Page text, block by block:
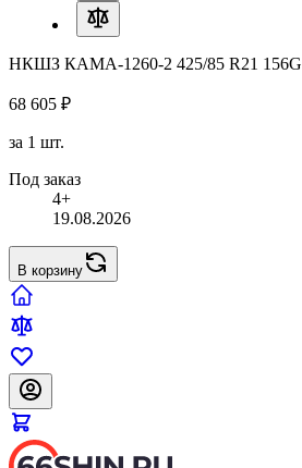
НКШЗ КАМА-1260-2 425/85 R21 156G
68 605 ₽
за 1 шт.
Под заказ
4+
19.08.2026
В корзину